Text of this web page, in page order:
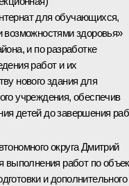
для обучающихся,
возможностями здоровья»
и по разработке
работ и их
нового здания для
учреждения, обеспечив
детей до завершения
округа Дмитрий
работ по
и дополнительного